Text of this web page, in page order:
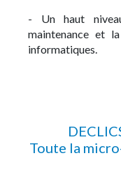
- Un haut
maintenance et
informatiques.
Toute la